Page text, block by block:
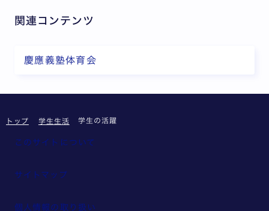
関連コンテンツ
慶應義塾体育会
トップ 学生生活 学生の活躍
このサイトについて
サイトマップ
個人情報の取り扱い